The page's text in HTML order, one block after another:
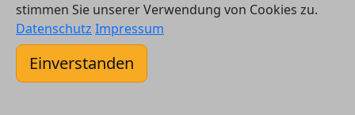
© 2026 Vergleichsrechner24 GmbH
Kontakt
stimmen Sie unserer Verwendung von Cookies zu.
Datenschutz Impressum
Einverstanden